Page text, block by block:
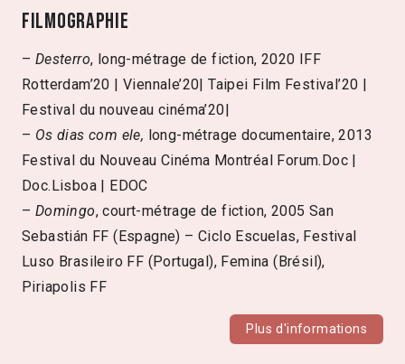
Filmographie
– Desterro, long-métrage de fiction, 2020 IFF
Rotterdam’20 | Viennale’20| Taipei Film Festival’20 |
Festival du nouveau cinéma’20|
– Os dias com ele, long-métrage documentaire, 2013
Festival du Nouveau Cinéma Montréal Forum.Doc |
Doc.Lisboa | EDOC
– Domingo, court-métrage de fiction, 2005 San
Sebastián FF (Espagne) – Ciclo Escuelas, Festival
Luso Brasileiro FF (Portugal), Femina (Brésil),
Piriapolis FF
Plus d'informations